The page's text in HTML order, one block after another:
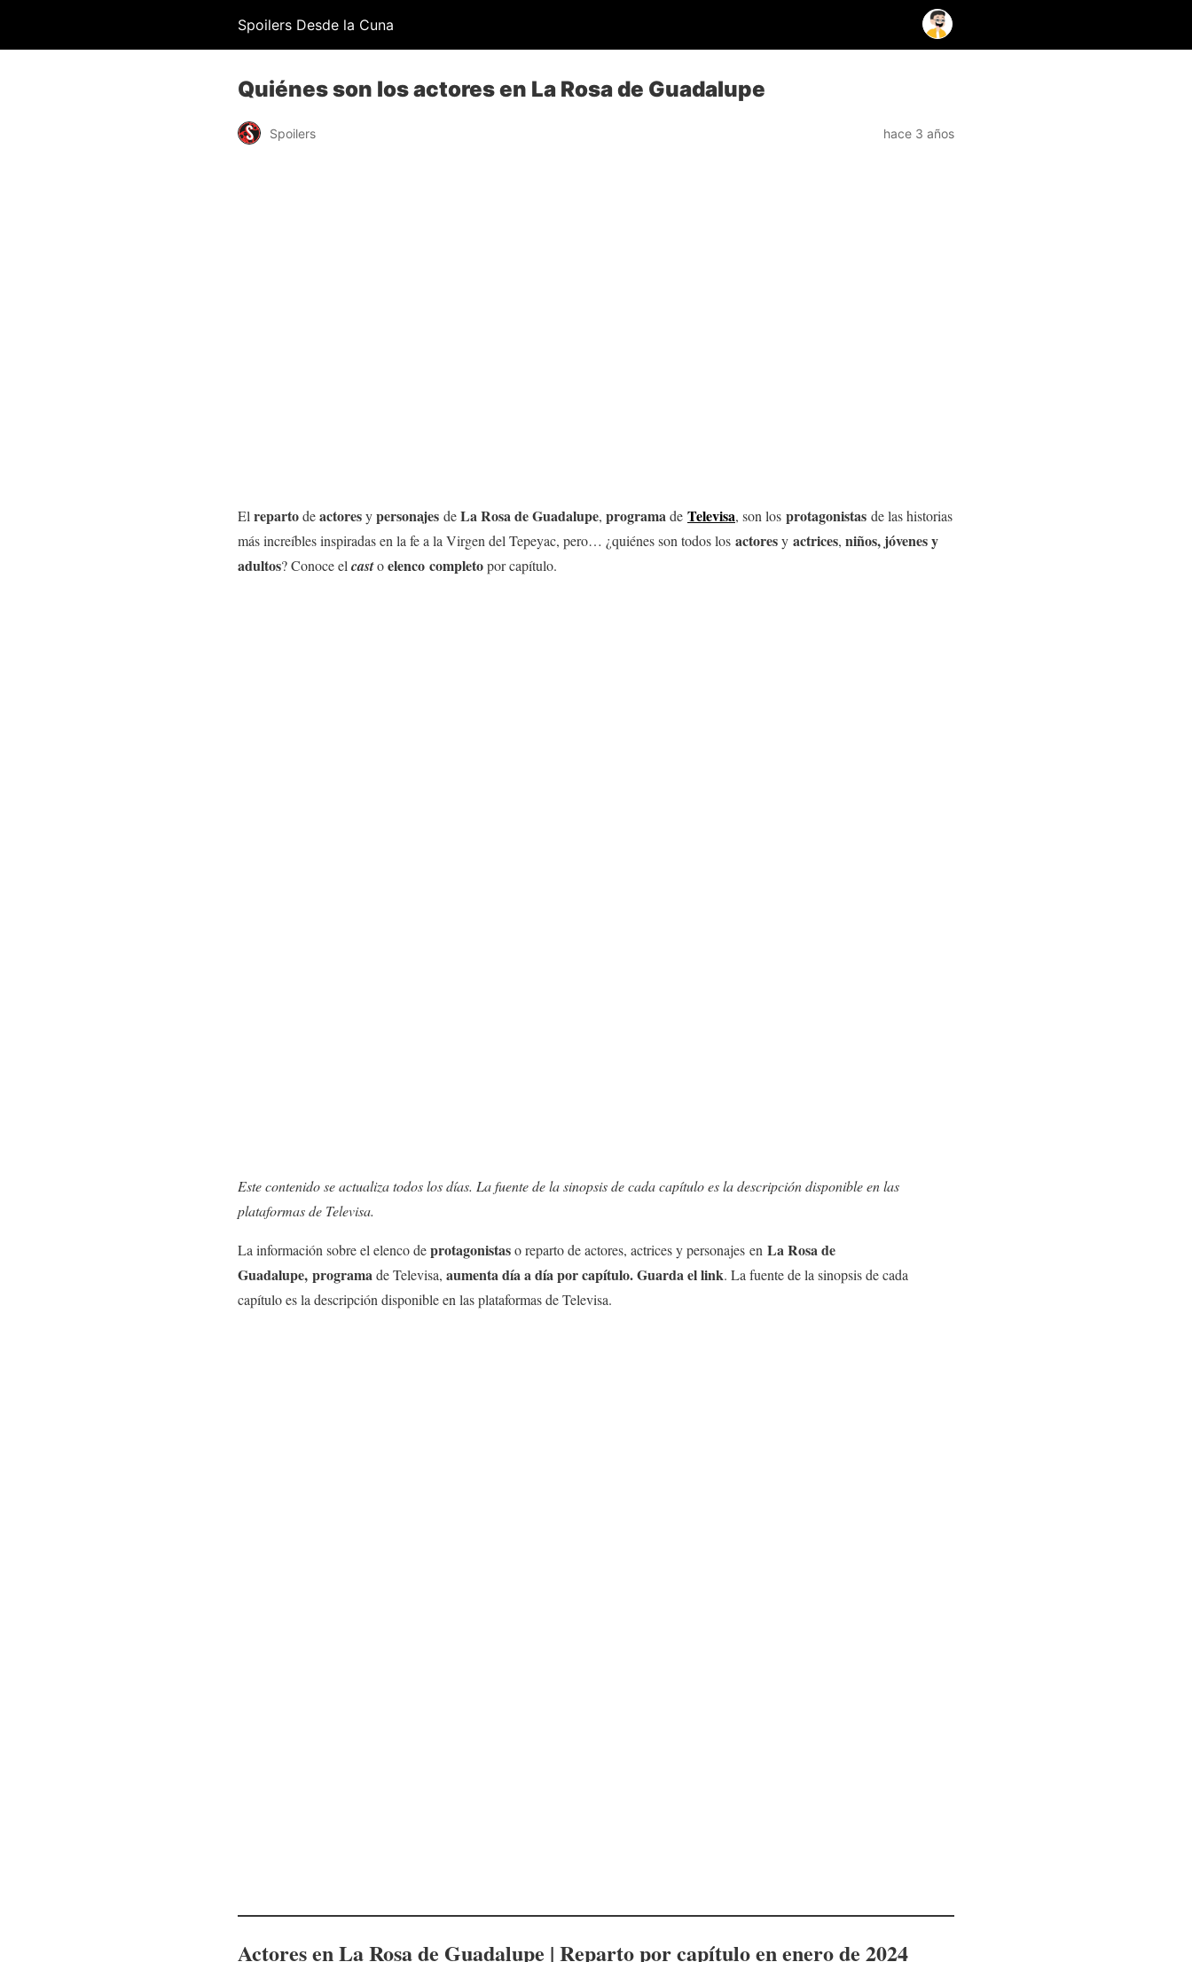
Spoilers Desde la Cuna
Quiénes son los actores en La Rosa de Guadalupe
Spoilers hace 3 años
El repartodeactoresypersonajes deLa Rosa de Guadalupe, programade Televisa, son los protagonistas de las historias
más increíbles inspiradas en la fe a la Virgen del Tepeyac, pero… ¿quiénes son todos los actoresy actrices, niños, jóvenes y
adultos? Conoce el castoelenco completopor capítulo.
Este contenido se actualiza todos los días. La fuente de la sinopsis de cada capítulo es la descripción disponible en las
plataformas de Televisa.
La información sobre el elenco deprotagonistaso reparto de actores, actrices y personajes en La Rosa de
Guadalupe, programade Televisa, aumenta día a día por capítulo. Guarda el link. La fuente de la sinopsis de cada
capítulo es la descripción disponible en las plataformas de Televisa.
Actores en La Rosa de Guadalupe | Reparto por capítulo en enero de 2024